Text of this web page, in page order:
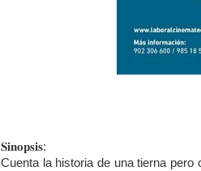
𝐒𝐢𝐧𝐨𝐩𝐬𝐢𝐬:
Cuenta la historia de una tierna